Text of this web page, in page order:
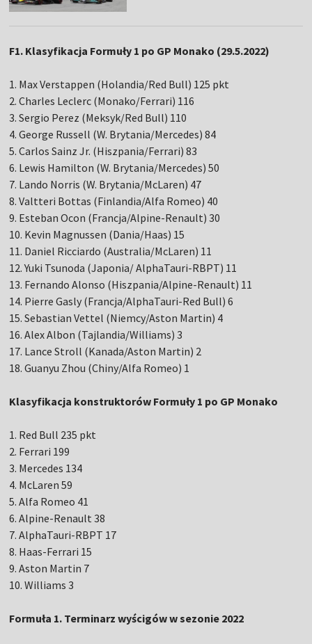
F1. Klasyfikacja Formuły 1 po GP Monako (29.5.2022)
1. Max Verstappen (Holandia/Red Bull) 125 pkt
2. Charles Leclerc (Monako/Ferrari) 116
3. Sergio Perez (Meksyk/Red Bull) 110
4. George Russell (W. Brytania/Mercedes) 84
5. Carlos Sainz Jr. (Hiszpania/Ferrari) 83
6. Lewis Hamilton (W. Brytania/Mercedes) 50
7. Lando Norris (W. Brytania/McLaren) 47
8. Valtteri Bottas (Finlandia/Alfa Romeo) 40
9. Esteban Ocon (Francja/Alpine-Renault) 30
10. Kevin Magnussen (Dania/Haas) 15
11. Daniel Ricciardo (Australia/McLaren) 11
12. Yuki Tsunoda (Japonia/ AlphaTauri-RBPT) 11
13. Fernando Alonso (Hiszpania/Alpine-Renault) 11
14. Pierre Gasly (Francja/AlphaTauri-Red Bull) 6
15. Sebastian Vettel (Niemcy/Aston Martin) 4
16. Alex Albon (Tajlandia/Williams) 3
17. Lance Stroll (Kanada/Aston Martin) 2
18. Guanyu Zhou (Chiny/Alfa Romeo) 1
Klasyfikacja konstruktorów Formuły 1 po GP Monako
1. Red Bull 235 pkt
2. Ferrari 199
3. Mercedes 134
4. McLaren 59
5. Alfa Romeo 41
6. Alpine-Renault 38
7. AlphaTauri-RBPT 17
8. Haas-Ferrari 15
9. Aston Martin 7
10. Williams 3
Formuła 1. Terminarz wyścigów w sezonie 2022